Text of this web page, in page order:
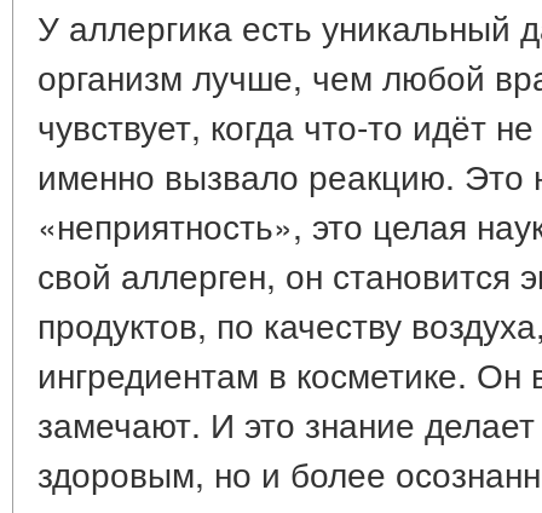
У аллергика есть уникальный
организм лучше, чем любой
чувствует, когда что-то идёт
именно вызвало реакцию. Это
«неприятность», это целая
свой аллерген, он становится
продуктов, по качеству
ингредиентам в косметике. Он
замечают. И это знание
здоровым, но и более